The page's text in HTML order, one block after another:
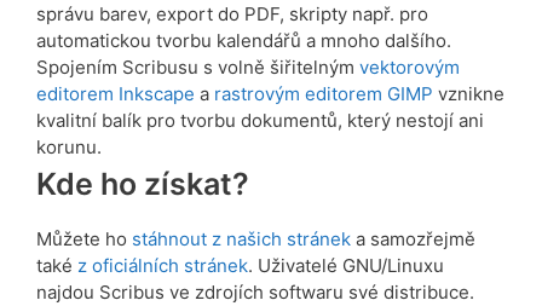
správu barev, export do PDF, skripty např. pro
automatickou tvorbu kalendářů a mnoho dalšího.
Spojením Scribusu s volně šiřitelným vektorovým
editorem Inkscape a rastrovým editorem GIMP vznikne
kvalitní balík pro tvorbu dokumentů, který nestojí ani
korunu.
Kde ho získat?
Můžete ho stáhnout z našich stránek a samozřejmě
také z oficiálních stránek. Uživatelé GNU/Linuxu
najdou Scribus ve zdrojích softwaru své distribuce.